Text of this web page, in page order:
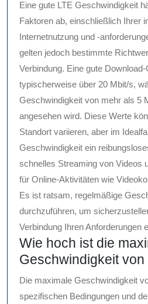
Eine gute LTE Geschwindigkeit
Faktoren ab, einschließlich Ihrer
Internetnutzung und -
gelten jedoch bestimmte
Verbindung. Eine gute
typischerweise über 20 Mbit/s,
Geschwindigkeit von mehr als 5
angesehen wird. Diese Werte
Standort variieren, aber im
Geschwindigkeit ein
schnelles Streaming von Videos
für Online-Aktivitäten wie
Es ist ratsam, regelmäßige
durchzuführen, um
Verbindung Ihren Anforderungen
Wie hoch ist die
Geschwindigkeit von
Die maximale Geschwindigkeit
spezifischen Bedingungen und